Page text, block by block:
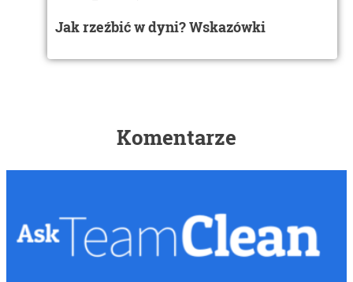
Jak rzeźbić w dyni? Wskazówki
Komentarze